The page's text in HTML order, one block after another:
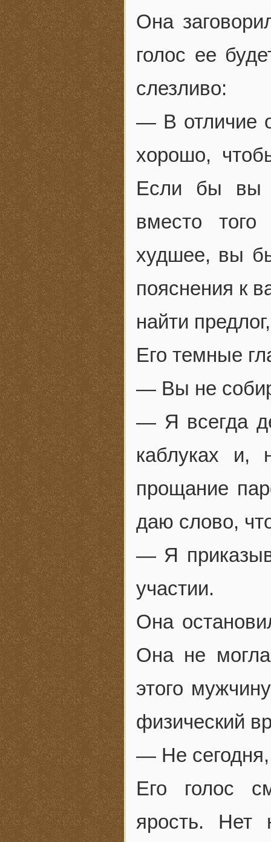
Она
голос ее
слезливо:
— В отличие
хорошо,
Если бы вы
вместо того
худшее, вы
пояснения к
найти
Его темные
— Вы не
— Я всегда
каблуках и,
прощание
даю слово,
— Я
участии.
Она
Она не
этого
физический
— Не сегодня,
Его голос
ярость. Нет